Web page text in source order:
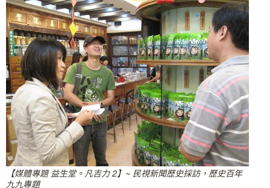
【媒體專題 益生堂。凡吉力 2】~ 民視新聞歷史採訪，歷史百年
九九專題